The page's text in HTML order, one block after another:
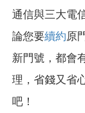
通信與三大電
論您要續約原
新門號，都會
理，省錢又省
吧！